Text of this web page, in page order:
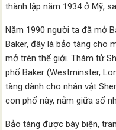
thành lập năm 1934 ở Mỹ,
Năm 1990 người ta đã mở
Baker, đây là bảo tàng cho
mở trên thế giới. Thám tử
phố Baker (Westminster,
tàng dành cho nhân vật
con phố này, nằm giữa số
Bảo tàng được bày biện,